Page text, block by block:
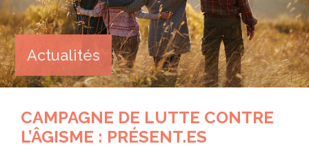
Actualités
CAMPAGNE DE LUTTE CONTRE
L’ÂGISME : PRÉSENT.ES